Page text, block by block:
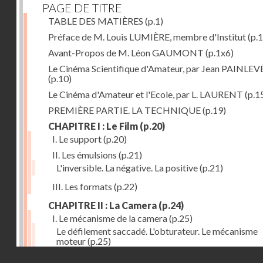
PAGE DE TITRE
TABLE DES MATIÈRES (p.1)
Préface de M. Louis LUMIÈRE, membre d'Institut
Avant-Propos de M. Léon GAUMONT (p.1x6)
Le Cinéma Scientifique d'Amateur, par Jean
(p.10)
Le Cinéma d'Amateur et l'Ecole, par L. LAURENT
PREMIÈRE PARTIE. LA TECHNIQUE(p.19)
CHAPITRE I : Le Film (p.20)
I. Le support(p.20)
II. Les émulsions (p.21)
L'inversible. La négative. La positive(p.21)
III. Les formats (p.22)
CHAPITRE II : La Camera (p.24)
I. Le mécanisme de la camera(p.25)
Le défilement saccadé. L'obturateur. Le mécanisme
moteur(p.25)